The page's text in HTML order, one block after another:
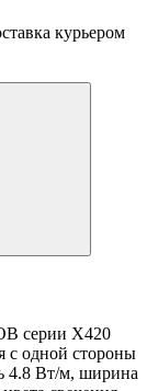
курьером
серии X420
с одной стороны
4.8 Вт/м, ширина